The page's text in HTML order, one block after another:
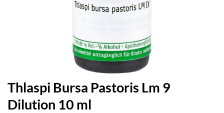
Thlaspi Bursa Pastoris Lm 9
Dilution 10 ml